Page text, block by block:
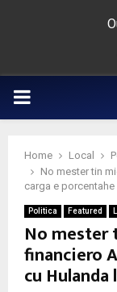
PRIMARY
Home Local
No mester tin
carga e
Politica Featured
No mester
financiero
cu